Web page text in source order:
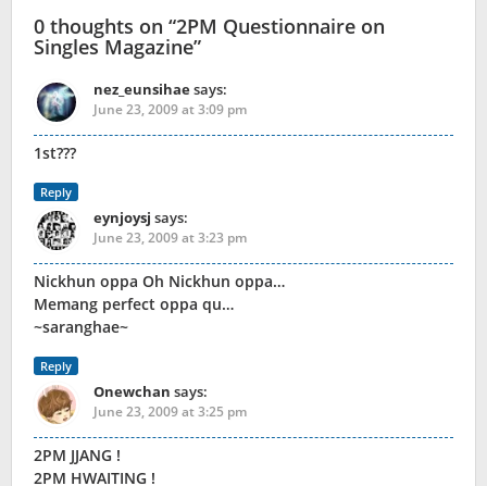
0 thoughts on “2PM Questionnaire on
Singles Magazine”
nez_eunsihaesays:
June 23, 2009 at 3:09 pm
1st???
Reply
eynjoysj says:
June 23, 2009 at 3:23 pm
Nickhun oppa Oh Nickhun oppa…
Memang perfect oppa qu…
~saranghae~
Reply
Onewchan says:
June 23, 2009 at 3:25 pm
2PM JJANG !
2PM HWAITING !